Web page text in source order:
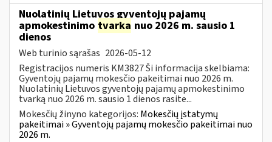
Nuolatinių Lietuvos gyventojų pajamų
apmokestinimo tvarka nuo 2026 m. sausio 1
dienos
Web turinio sąrašas 2026-05-12
Registracijos numeris KM3827 Ši informacija skelbiama:
Gyventojų pajamų mokesčio pakeitimai nuo 2026 m.
Nuolatinių Lietuvos gyventojų pajamų apmokestinimo
tvarką nuo 2026 m. sausio 1 dienos rasite...
Mokesčių žinyno kategorijos: Mokesčių įstatymų
pakeitimai » Gyventojų pajamų mokesčio pakeitimai nuo
2026 m.